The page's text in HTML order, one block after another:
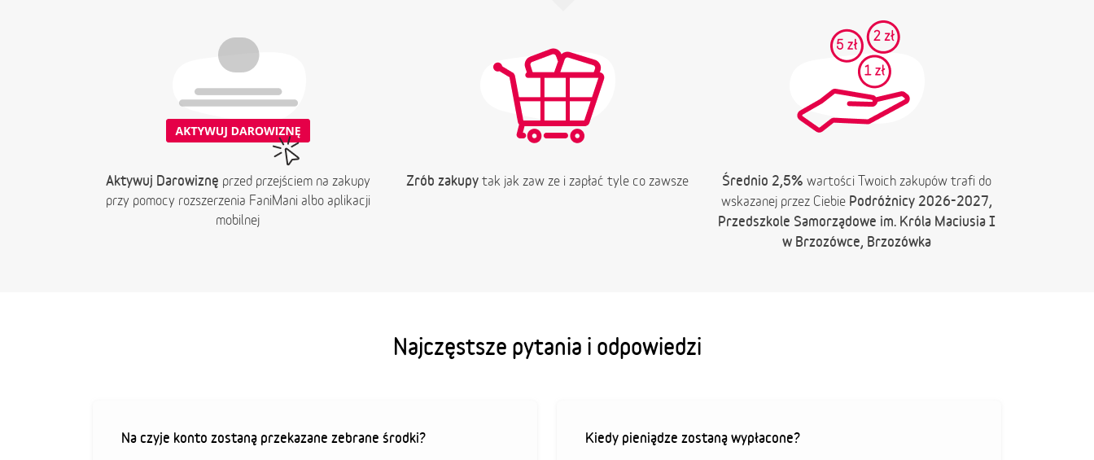
Aktywuj Darowiznę przed przejściem na zakupy
przy pomocy rozszerzenia FaniMani albo aplikacji
mobilnej
Zrób zakupytak jak zaw ze i zapłać tyle co zawsze Średnio 2,5% wartości Twoich zakupów trafi do
wskazanej przez Ciebie Podróżnicy 2026-2027,
Przedszkole Samorządowe im. Króla Maciusia I
w Brzozówce, Brzozówka
Najczęstsze pytania i odpowiedzi
Na czyje konto zostaną przekazane zebrane środki? Kiedy pieniądze zostaną wypłacone?